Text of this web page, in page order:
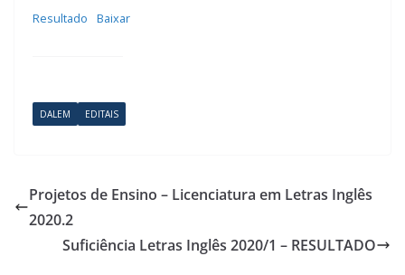
Resultado Baixar
DALEM EDITAIS
Projetos de Ensino – Licenciatura em Letras Inglês
2020.2
Suficiência Letras Inglês 2020/1 – RESULTADO